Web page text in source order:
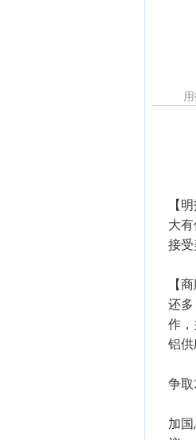
【
大
接受
【
还
作
铝供
争
加